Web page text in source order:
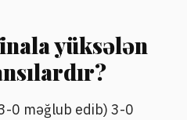
yüksələn
0 məğlub edib) 3-0